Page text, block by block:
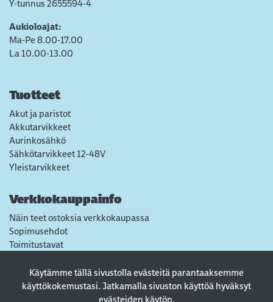
Käytämme tällä sivustolla evästeitä parantaaksemme
käyttökokemustasi. Jatkamalla sivuston käyttöä hyväksyt
evästeiden käytön.
Y-tunnus 2655594-4
Aukioloajat:
Ma-Pe 8.00-17.00
La 10.00-13.00
Tuotteet
Akut ja paristot
Akkutarvikkeet
Aurinkosähkö
Sähkötarvikkeet 12-48V
Yleistarvikkeet
Verkkokauppainfo
Näin teet ostoksia verkkokaupassa
Sopimusehdot
Toimitustavat
Tietosuojaseloste
Usein kysytyt kysymykset